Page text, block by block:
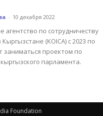
- 10 декабря 2022
агентство по сотрудничеству
(KOICA) с 2023 по
заниматься проектом по
парламента.
Foundation